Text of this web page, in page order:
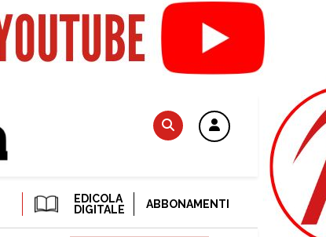
EDICOLA
DIGITALE
ABBONAMENTI